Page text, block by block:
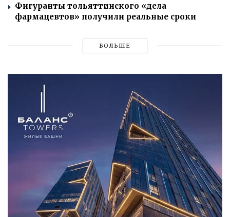
Фигуранты тольяттинского «дела
фармацевтов» получили реальные сроки
БОЛЬШЕ